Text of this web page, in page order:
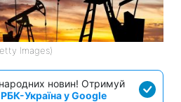
Images)
новин! Отримуй
РБК-Україна у Google